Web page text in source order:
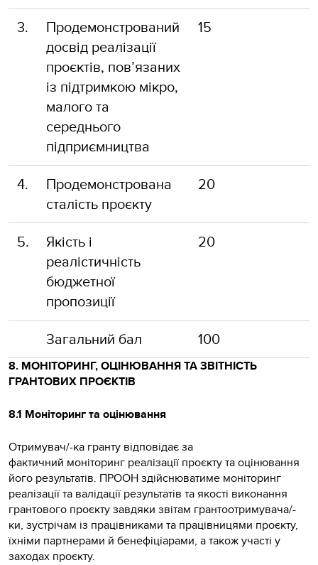
3.
Продемонстрований
досвід реалізації
проєктів, пов’язаних
із підтримкою мікро,
малого та
середнього
підприємництва
15
4.
Продемонстрована
сталість проєкту
20
5.
Якість і
реалістичність
бюджетної
пропозиції
20
Загальний бал 100
8. МОНІТОРИНГ, ОЦІНЮВАННЯ ТА ЗВІТНІСТЬ
ГРАНТОВИХ ПРОЄКТІВ
8.1 Моніторинг та оцінювання
Отримувач/-ка гранту відповідає за
фактичний моніторинг реалізації проєкту та оцінювання
його результатів. ПРООН здійснюватиме моніторинг
реалізації та валідації результатів та якості виконання
грантового проєкту завдяки звітам грантоотримувача/-
ки, зустрічам із працівниками та працівницями проєкту,
їхніми партнерами й бенефіціарами, а також участі у
заходах проєкту.